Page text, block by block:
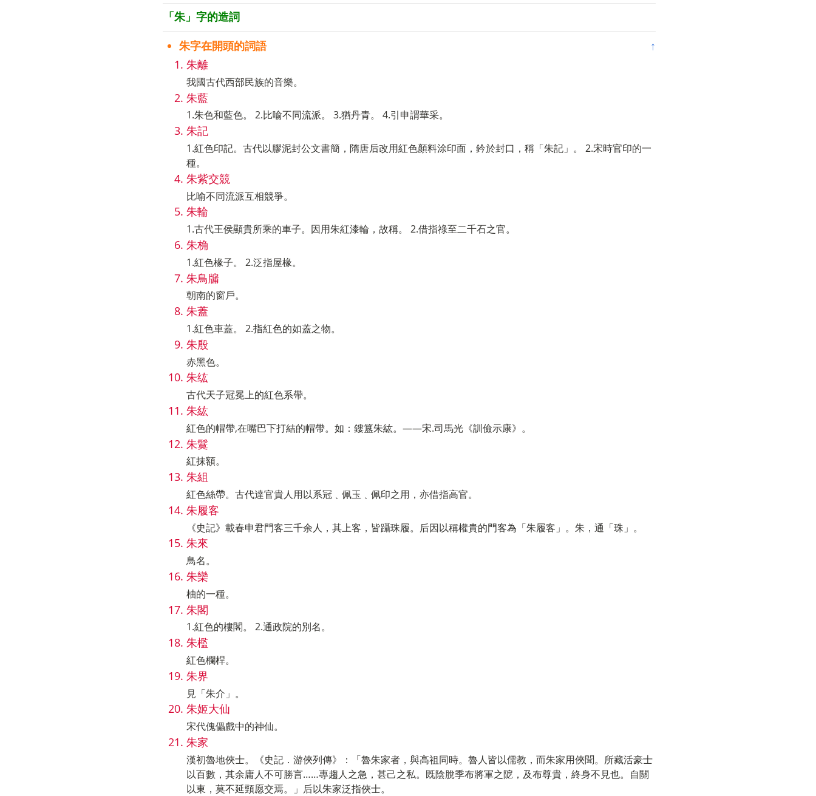
「朱」字的造詞
朱字在開頭的詞語
↑
朱離
我國古代西部民族的音樂。
朱藍
1.朱色和藍色。 2.比喻不同流派。 3.猶丹青。 4.引申謂華采。
朱記
1.紅色印記。古代以膠泥封公文書簡，隋唐后改用紅色顏料涂印面，鈐於封口，稱「朱記」。 2.宋時官印的一
種。
朱紫交競
比喻不同流派互相競爭。
朱輪
1.古代王侯顯貴所乘的車子。因用朱紅漆輪，故稱。 2.借指祿至二千石之官。
朱桷
1.紅色椽子。 2.泛指屋椽。
朱鳥牖
朝南的窗戶。
朱蓋
1.紅色車蓋。 2.指紅色的如蓋之物。
朱殷
赤黑色。
朱纮
古代天子冠冕上的紅色系帶。
朱紘
紅色的帽帶,在嘴巴下打結的帽帶。如：鏤簋朱紘。——宋.司馬光《訓儉示康》。
朱鬕
紅抹額。
朱組
紅色絲帶。古代達官貴人用以系冠﹑佩玉﹑佩印之用，亦借指高官。
朱履客
《史記》載春申君門客三千余人，其上客，皆躡珠履。后因以稱權貴的門客為「朱履客」。朱，通「珠」。
朱來
鳥名。
朱欒
柚的一種。
朱閣
1.紅色的樓閣。 2.通政院的別名。
朱檻
紅色欄桿。
朱界
見「朱介」。
朱姬大仙
宋代傀儡戲中的神仙。
朱家
漢初魯地俠士。《史記．游俠列傳》：「魯朱家者，與高祖同時。魯人皆以儒教，而朱家用俠聞。所藏活豪士
以百數，其余庸人不可勝言……專趨人之急，甚己之私。既陰脫季布將軍之阸，及布尊貴，終身不見也。自關
以東，莫不延頸愿交焉。」后以朱家泛指俠士。